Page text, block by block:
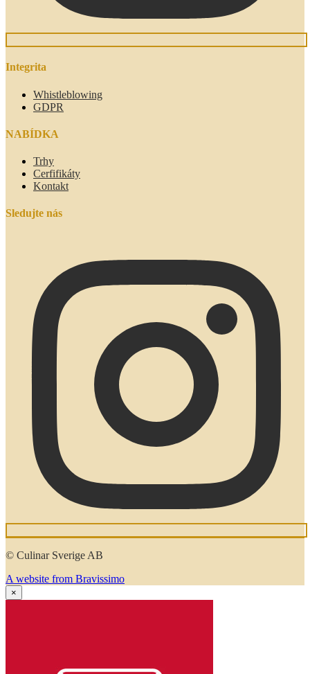
Integrita
Whistleblowing
GDPR
NABÍDKA
Trhy
Cerfifikáty
Kontakt
Sledujte nás
© Culinar Sverige AB
A website from Bravissimo
×